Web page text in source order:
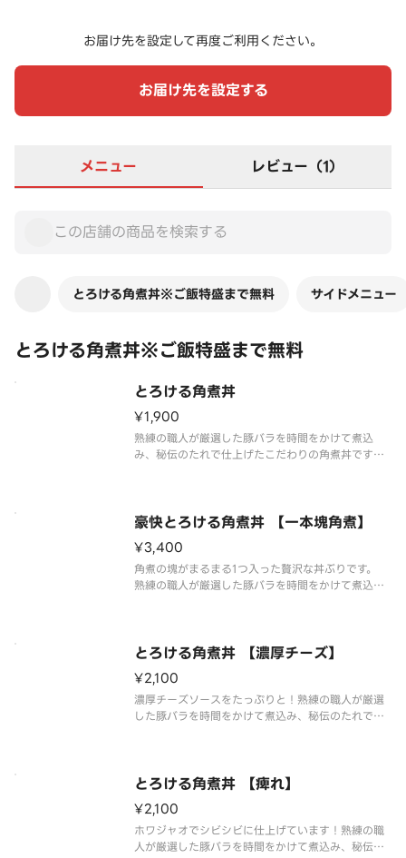
お届け先を設定して再度ご利用ください。
お届け先を設定する
メニュー レビュー（1）
とろける角煮丼※ご飯特盛まで無料 サイドメニュー
とろける角煮丼※ご飯特盛まで無料
とろける角煮丼
¥1,900
熟練の職人が厳選した豚バラを時間をかけて煮込
み、秘伝のたれで仕上げたこだわりの角煮丼です。
豪快とろける角煮丼 【一本塊角煮】
¥3,400
角煮の塊がまるまる1つ入った贅沢な丼ぶりです。
熟練の職人が厳選した豚バラを時間をかけて煮込
とろける角煮丼 【濃厚チーズ】
¥2,100
濃厚チーズソースをたっぷりと！熟練の職人が厳選
した豚バラを時間をかけて煮込み、秘伝のたれで仕
とろける角煮丼 【痺れ】
¥2,100
ホワジャオでシビシビに仕上げています！熟練の職
人が厳選した豚バラを時間をかけて煮込み、秘伝の